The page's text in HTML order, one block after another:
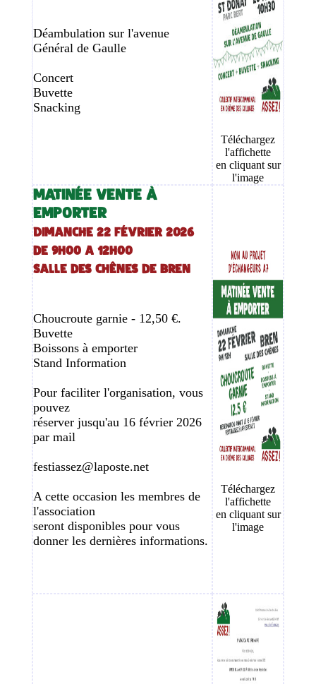
Déambulation sur l'avenue
Général de Gaulle
Concert
Buvette
Snacking
Téléchargez
l'affichette
en cliquant sur
l'image
MATINÉE VENTE À
EMPORTER
Dimanche 22 février 2026
de 9h00 a 12h00
Salle des chênes de Bren
Choucroute garnie - 12,50 €.
Buvette
Boissons à emporter
Stand Information
Pour faciliter l'organisation, vous
pouvez
réserver jusqu'au 16 février 2026
par mail
festiassez@laposte.net
A cette occasion les membres de
l'association
seront disponibles pour vous
donner les dernières informations.
Téléchargez
l'affichette
en cliquant sur
l'image